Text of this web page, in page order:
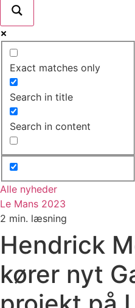
Exact matches only
Search in title
Search in content
Alle nyheder
Le Mans 2023
2 min. læsning
Hendrick
kører nyt